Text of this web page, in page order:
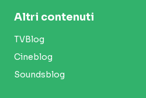
Altri contenuti
TVBlog
Cineblog
Soundsblog